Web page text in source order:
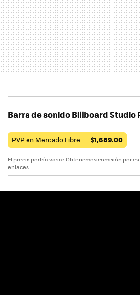
Barra de sonido Billboard Studio
PVP en Mercado Libre — $1,689.00
El precio podría variar. Obtenemos comisión por
enlaces